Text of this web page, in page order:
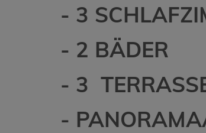
- 3
- 2 BÄDER
- 3
-